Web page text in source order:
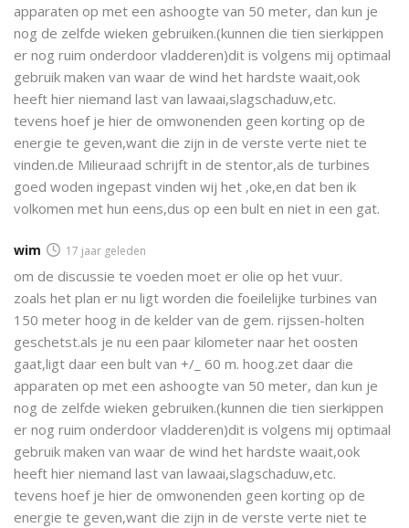
apparaten op met een ashoogte van 50 meter, dan kun je
nog de zelfde wieken gebruiken.(kunnen die tien sierkippen
er nog ruim onderdoor vladderen)dit is volgens mij optimaal
gebruik maken van waar de wind het hardste waait,ook
heeft hier niemand last van lawaai,slagschaduw,etc.
tevens hoef je hier de omwonenden geen korting op de
energie te geven,want die zijn in de verste verte niet te
vinden.de Milieuraad schrijft in de stentor,als de turbines
goed woden ingepast vinden wij het ,oke,en dat ben ik
volkomen met hun eens,dus op een bult en niet in een gat.
wim 17 jaar geleden
om de discussie te voeden moet er olie op het vuur.
zoals het plan er nu ligt worden die foeilelijke turbines van
150 meter hoog in de kelder van de gem. rijssen-holten
geschetst.als je nu een paar kilometer naar het oosten
gaat,ligt daar een bult van +/_ 60 m. hoog.zet daar die
apparaten op met een ashoogte van 50 meter, dan kun je
nog de zelfde wieken gebruiken.(kunnen die tien sierkippen
er nog ruim onderdoor vladderen)dit is volgens mij optimaal
gebruik maken van waar de wind het hardste waait,ook
heeft hier niemand last van lawaai,slagschaduw,etc.
tevens hoef je hier de omwonenden geen korting op de
energie te geven,want die zijn in de verste verte niet te